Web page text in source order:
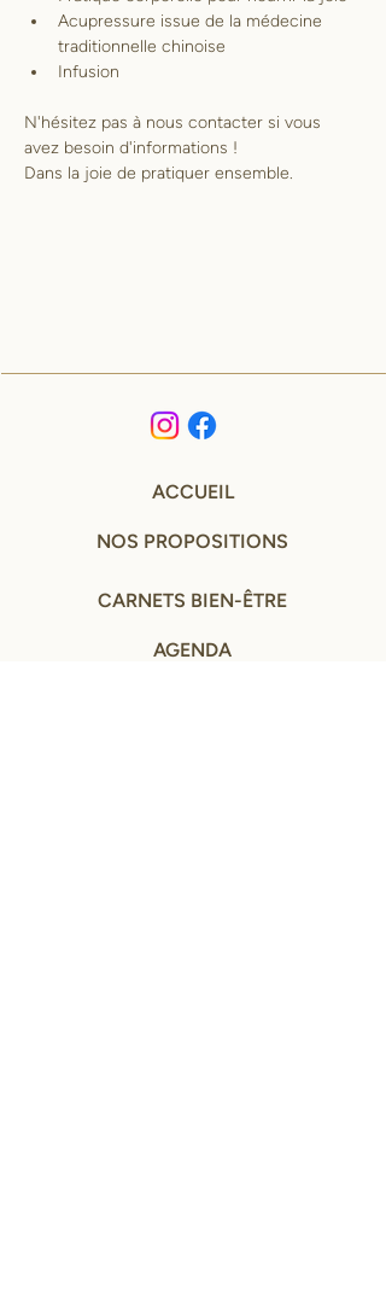
Acupressure issue de la médecine
traditionnelle chinoise
Infusion
N'hésitez pas à nous contacter si vous
avez besoin d'informations !
Dans la joie de pratiquer ensemble.
ACCUEIL
NOS PROPOSITIONS
CARNETS BIEN-ÊTRE
AGENDA